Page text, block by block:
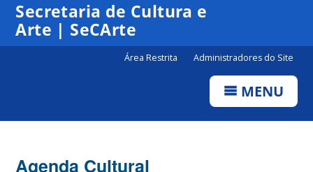
Secretaria de Cultura e
Arte | SeCArte
Área Restrita Administradores do Site
MENU
Agenda Cultural